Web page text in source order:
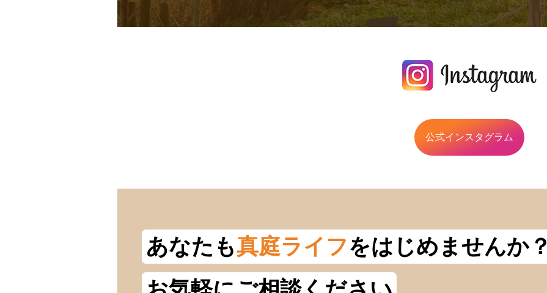
公式インスタグラム
あなたも真庭ライフをはじめませんか？